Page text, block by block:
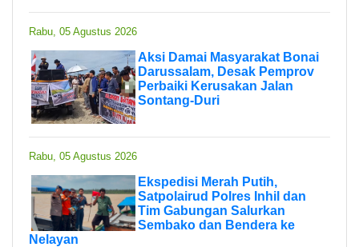
Rabu, 05 Agustus 2026
Aksi Damai Masyarakat Bonai
Darussalam, Desak Pemprov
Perbaiki Kerusakan Jalan
Sontang-Duri
Rabu, 05 Agustus 2026
Ekspedisi Merah Putih,
Satpolairud Polres Inhil dan
Tim Gabungan Salurkan
Sembako dan Bendera ke
Nelayan